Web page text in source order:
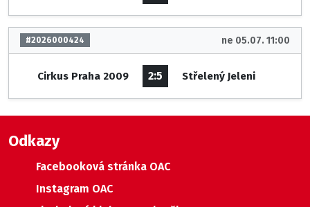
#2026000424 ne 05.07. 11:00
Cirkus Praha 2009 2:5 Střelený Jeleni
Odkazy
Facebooková stránka OAC
Instagram OAC